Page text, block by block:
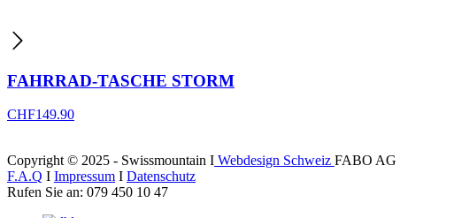
FAHRRAD-TASCHE STORM
CHF149.90
Copyright © 2025 - Swissmountain I Webdesign Schweiz FABO AG
F.A.Q I Impressum I Datenschutz
Rufen Sie an: 079 450 10 47